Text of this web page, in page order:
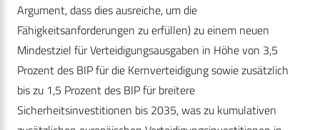
Argument, dass dies ausreiche, um die
Fähigkeitsanforderungen zu erfüllen) zu einem neuen
Mindestziel für Verteidigungsausgaben in Höhe von 3,5
Prozent des BIP für die Kernverteidigung sowie zusätzlich
bis zu 1,5 Prozent des BIP für breitere
Sicherheitsinvestitionen bis 2035, was zu kumulativen